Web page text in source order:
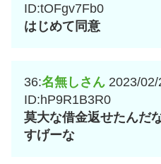
ID:tOFgv7Fb0
はじめて同意
36:名無しさん 2023/
ID:hP9R1B3R0
莫大な借金返せたんだ
すげーな